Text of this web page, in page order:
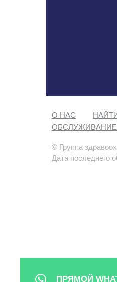
О НАС
© Группа
Дата последнего
ПРЯМОЙ